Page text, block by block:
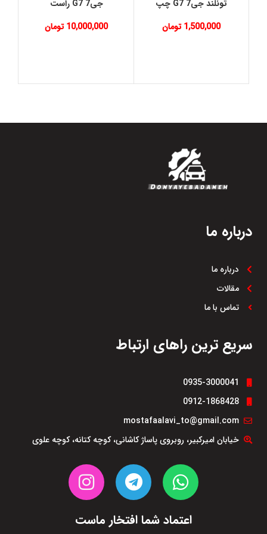
تونلند جی7 G7 چپ
1,500,000 تومان
جی7 G7 راست
10,000,000 تومان
درباره ما
درباره ما
مقالات
تماس با ما
سریع ترین راهای ارتباط
0935-3000041
0912-1868428
mostafaalavi_to@gmail.com
خیابان امیرکبیر، روبروی پاساژ کاشانی، کوچه کتانه، کوچه علوی
اعتماد شما افتخار ماست